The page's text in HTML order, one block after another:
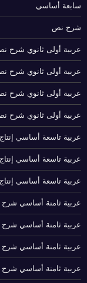
سابعة أساسي
شرح نص
عربية أولى ثانوي شرح
عربية أولى ثانوي شرح
عربية أولى ثانوي شرح
عربية أولى ثانوي شرح
عربية تاسعة أساسي
عربية تاسعة أساسي
عربية تاسعة أساسي
عربية ثامنة أساسي
عربية ثامنة أساسي
عربية ثامنة أساسي
عربية ثامنة أساسي شرح